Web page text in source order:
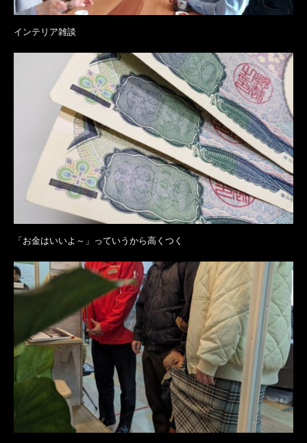
インテリア雑談
「お金はいいよ～」っていうから高くつく